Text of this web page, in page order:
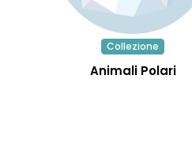
Collezione
Animali Polari